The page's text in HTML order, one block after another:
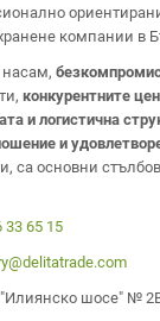
компании в
насам,
конкурентните
и логистична
и
са основни
33 65 15
"Илиянско шосе" №